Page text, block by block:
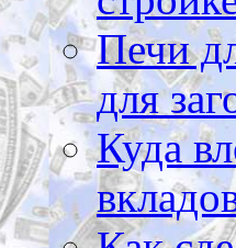
Печи
для
Куда